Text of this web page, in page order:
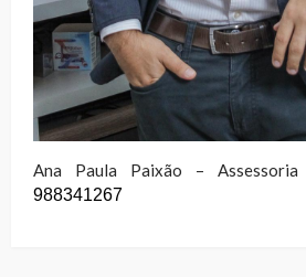
Ana Paula Paixão – Assessoria
988341267